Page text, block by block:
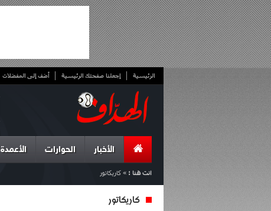
الرئيسية إجعلنا صفحتك الرئيسية أضف إلى المفضلات
الأخبار الحوارات الأعمدة
انت هنا : » كاريكاتور
كاريكاتور